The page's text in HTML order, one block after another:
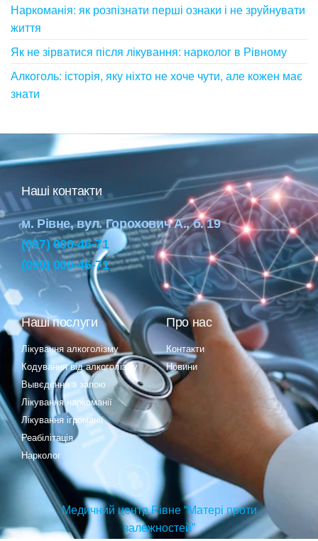
Наркоманія: як розпізнати перші ознаки і не зруйнувати
життя
Як не зірватися після лікування: нарколог в Рівному
Алкоголь: історія, яку ніхто не хоче чути, але кожен має
знати
Наші контакти
м. Рівне, вул. Горохович А., б. 19
(097) 000-46-71
(099) 000-46-71
Наші послуги
Лікування алкоголізму
Кодування від алкоголізму
Вывєдєння з запою
Лікування наркоманії
Лікування ігроманії
Реабілітація
Нарколог
Про нас
Контакти
Новини
Медичний центр Рівне “Матері проти
залежностей”